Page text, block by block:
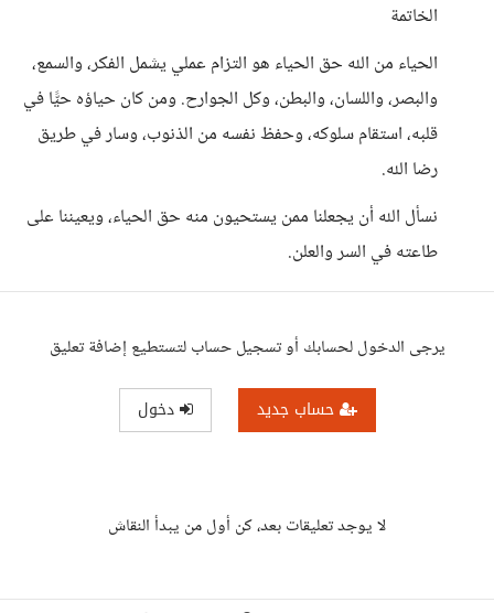
الخاتمة
الحياء من الله حق الحياء هو التزام عملي يشمل الفكر، والسمع،
والبصر، واللسان، والبطن، وكل الجوارح. ومن كان حياؤه حيًّا في
قلبه، استقام سلوكه، وحفظ نفسه من الذنوب، وسار في طريق
رضا الله.
نسأل الله أن يجعلنا ممن يستحيون منه حق الحياء، ويعيننا على
طاعته في السر والعلن.
يرجى الدخول لحسابك أو تسجيل حساب لتستطيع إضافة تعليق
حساب جديد دخول
لا يوجد تعليقات بعد، كن أول من يبدأ النقاش